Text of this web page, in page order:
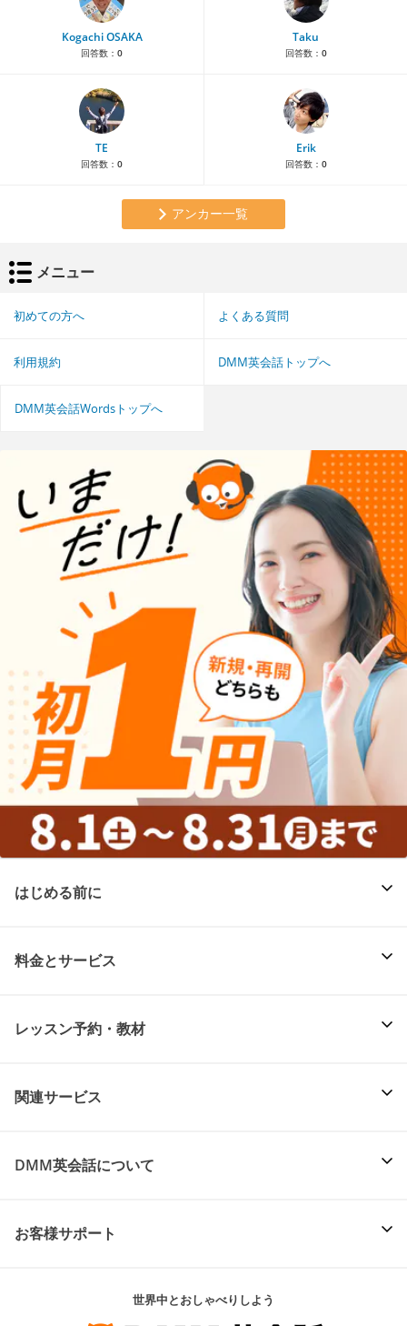
Kogachi OSAKA
回答数： 0
Taku
回答数： 0
TE
回答数： 0
Erik
回答数： 0
アンカー一覧
メニュー
初めての方へ よくある質問
利用規約 DMM英会話トップへ
DMM英会話Wordsトップへ
はじめる前に
料金とサービス
レッスン予約・教材
関連サービス
DMM英会話について
お客様サポート
世界中とおしゃべりしよう